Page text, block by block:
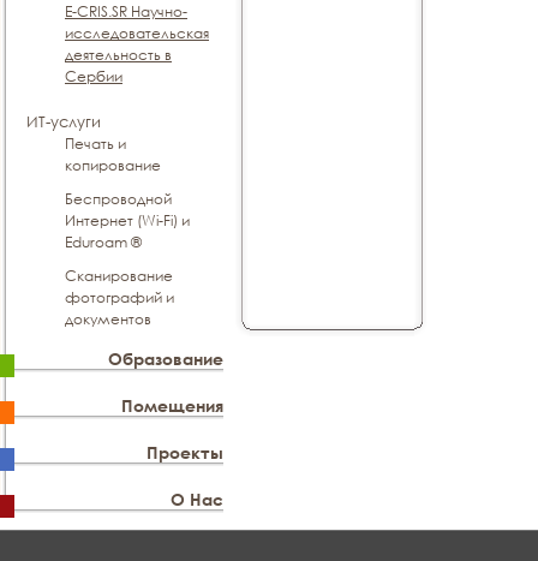
E-CRIS.SR Научно-
исследовательская
деятельность в
Сербии
ИТ-услуги
Печать и
копирование
Беспроводной
Интернет (Wi-Fi) и
Eduroam ®
Сканирование
фотографий и
документов
Образование
Помещения
Проекты
О Нас